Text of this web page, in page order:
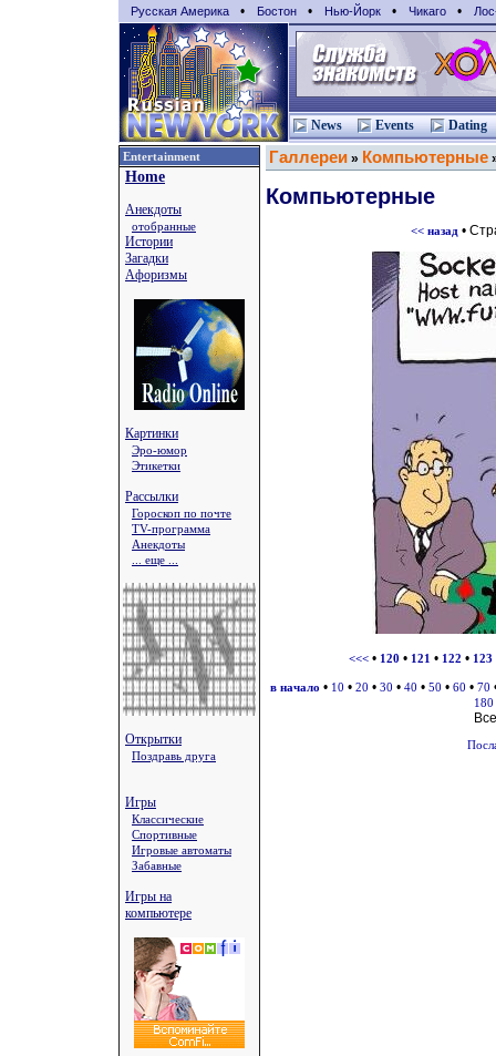
Русская Америка • Бостон • Нью-Йорк • Чикаго •
News Events Dating
Entertainment
Home
Анекдоты
отобранные
Истории
Загадки
Афоризмы
Картинки
Эро-юмор
Этикетки
Рассылки
Гороскоп по почте
TV-программа
Анекдоты
... еще ...
Открытки
Поздравь друга
Игры
Классические
Спортивные
Игровые автоматы
Забавные
Игры на
компьютере
Галлереи » Компьютерные
Компьютерные
<< назад•
<<< • 120 • 121 • 122 • 123
в начало • 10 • 20 • 30 • 40 • 50 • 60 • 70
180